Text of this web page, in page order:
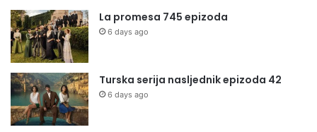
La promesa 745 epizoda
6 days ago
Turska serija nasljednik epizoda 42
6 days ago